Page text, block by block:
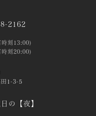
2162
時刻13:00)
時刻20:00)
田1-3-5
の【夜】